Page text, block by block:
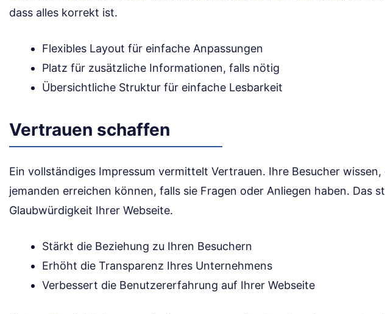
dass alles korrekt ist.
Flexibles Layout für einfache Anpassungen
Platz für zusätzliche Informationen, falls nötig
Übersichtliche Struktur für einfache Lesbarkeit
Vertrauen schaffen
Ein vollständiges Impressum vermittelt Vertrauen. Ihre Besucher wissen,
jemanden erreichen können, falls sie Fragen oder Anliegen haben. Das
Glaubwürdigkeit Ihrer Webseite.
Stärkt die Beziehung zu Ihren Besuchern
Erhöht die Transparenz Ihres Unternehmens
Verbessert die Benutzererfahrung auf Ihrer Webseite